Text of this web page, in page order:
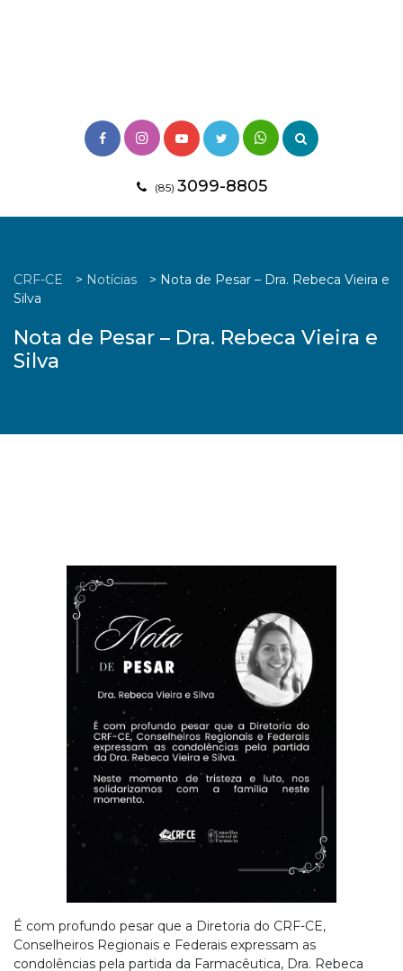
(85) 3099-8805
CRF-CE > Notícias > Nota de Pesar – Dra. Rebeca Vieira e
Silva
Nota de Pesar – Dra. Rebeca Vieira e
Silva
É com profundo pesar que a Diretoria do CRF-CE,
Conselheiros Regionais e Federais expressam as
condolências pela partida da Farmacêutica, Dra. Rebeca